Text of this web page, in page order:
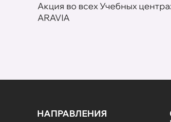
Акция во всех Учебных
ARAVIA
НАПРАВЛЕНИЯ